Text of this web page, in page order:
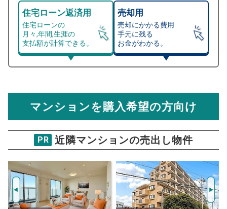
住宅ローン返済用
住宅ローンの
月々,年間,生涯の
支払額が計算できる。
売却用
売却にかかる費用
手元に残る
お金がわかる。
総支払額シミュレーション
計算できます。
物件価格
万円
ご希望の
返済期間
マンション売却シミュレーター
から売却にかかる諸経費が自動で算出され、手元に残る
金額がわかります。
ヴィラージュヴェール5番館
試算条件 81㎡・6階
推定売却価格：3233万円
マンションを購入希望の方向け
PR 近隣マンションの売出し物件